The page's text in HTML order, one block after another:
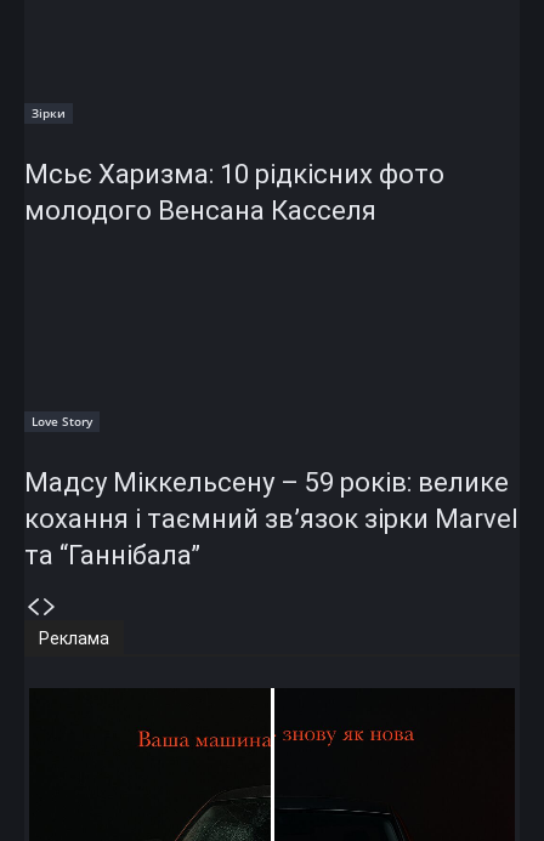
Зірки
Мсьє Харизма: 10 рідкісних фото
молодого Венсана Касселя
Love Story
Мадсу Міккельсену – 59 років: велике
кохання і таємний зв’язок зірки Marvel
та “Ганнібала”
Реклама